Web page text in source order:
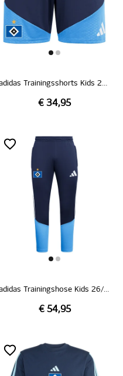
adidas Trainingsshorts Kids 26/27
€ 34,95
adidas Trainingshose Kids 26/27
€ 54,95